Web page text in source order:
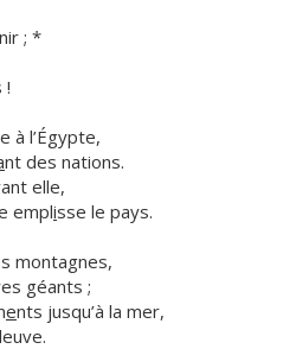
; *
!
à l’Égypte,
nt des nations.
elle,
emplisse le pays.
montagnes,
géants ;
ents jusqu’à la mer,